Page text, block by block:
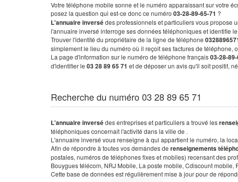
Votre téléphone mobile sonne et le numéro apparaissant sur votre
posez la question qui est-ce donc ce numéro 03-28-89-65-71 ?
L'annuaire inversédes professionnels et particuliers vous propose
l'annuaire inversé interroge ses données téléphoniques et identifie
Trouver l'identité du propriétaire de la ligne de téléphone
simplement le lieu du numéro où il reçoit ses factures de téléphone,
La page d'information sur le numéro de téléphone français03-28-
d'identifier le 03 28 89 65 71 et de déposer un avis qu'il soit positif,
Recherche du numéro 03 28 89 65 71
L'annuaire inversédes entreprises et particuliers a trouvé les
téléphoniques concernait l'activité dans la ville de .
L'annuaire inversé vous renseigne à qui appartient le numéro, la
Afin de répondre à toutes vos demandes de renseignements
postales, numéros de téléphones fixes et mobiles) recensant des
Bouygues télécom, NRJ Mobile, La poste mobile, Cdiscount mobile,
Cette base de données est régulièrement mise à jour pour de